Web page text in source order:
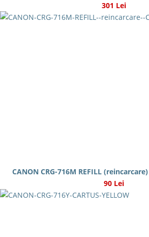
301 Lei
CANON CRG-716M REFILL
90 Lei